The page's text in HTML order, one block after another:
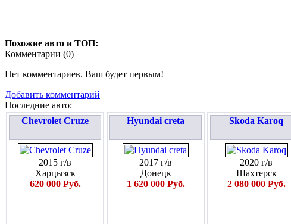
Похожие авто и ТОП:
Комментарии (0)
Нет комментариев. Ваш будет первым!
Добавить комментарий
Последние авто:
Chevrolet Cruze
2015 г/в
Харцызск
620 000 Руб.
Hyundai creta
2017 г/в
Донецк
1 620 000 Руб.
Skoda Karoq
2020 г/в
Шахтерск
2 080 000 Руб.